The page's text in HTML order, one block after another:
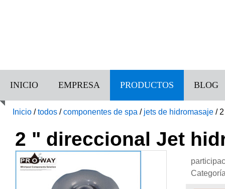
INICIO EMPRESA PRODUCTOS BLOG
Inicio /todos /componentes de spa / jets de hidromasaje /
2 " direccional Jet